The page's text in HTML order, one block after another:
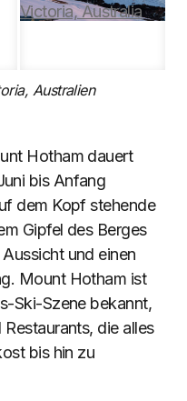
Australien
Hotham dauert
bis Anfang
dem Kopf stehende
Gipfel des Berges
und einen
Mount Hotham ist
Ski-Szene bekannt,
die alles
bis hin zu